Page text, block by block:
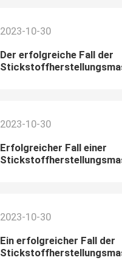
2023-10-30
Der erfolgreiche Fall der
2023-10-30
Erfolgreicher Fall einer
2023-10-30
Ein erfolgreicher Fall der